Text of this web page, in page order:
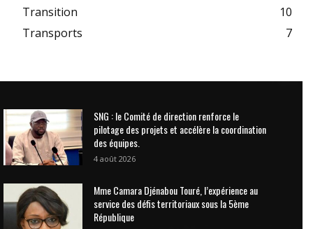
Transition
10
Transports
7
SNG : le Comité de direction renforce le
pilotage des projets et accélère la coordination
des équipes.
4 août 2026
Mme Camara Djénabou Touré, l’expérience au
service des défis territoriaux sous la 5ème
République